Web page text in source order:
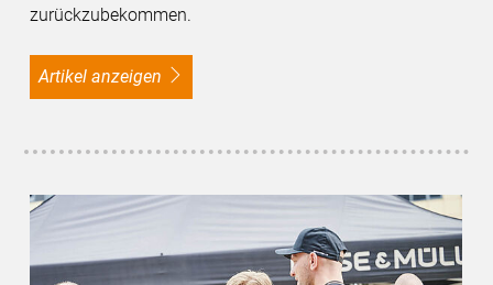
zurückzubekommen.
Artikel anzeigen